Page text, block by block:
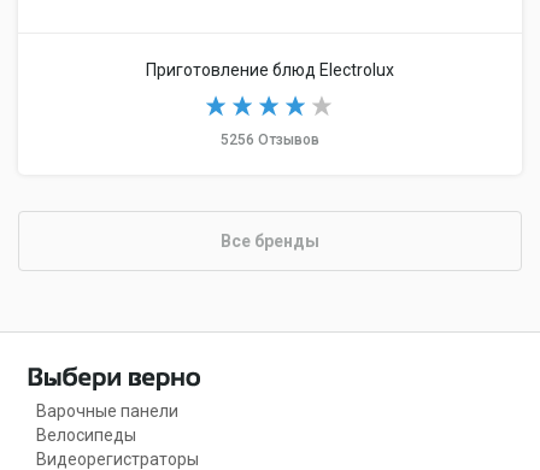
Приготовление блюд Electrolux
5256 Отзывов
Все бренды
Варочные панели
Велосипеды
Видеорегистраторы